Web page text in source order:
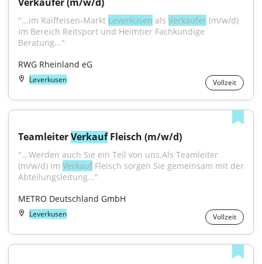
"...im Raiffeisen-Markt Leverkusen als Verkäufer (m/w/d)
im Bereich Reitsport und Heimtier Fachkundige
Beratung..."
RWG Rheinland eG
Leverkusen Vollzeit
Teamleiter Verkauf Fleisch (m/w/d)
"...Werden auch Sie ein Teil von uns.Als Teamleiter
(m/w/d) im Verkauf Fleisch sorgen Sie gemeinsam mit der
Abteilungsleitung..."
METRO Deutschland GmbH
Leverkusen Vollzeit